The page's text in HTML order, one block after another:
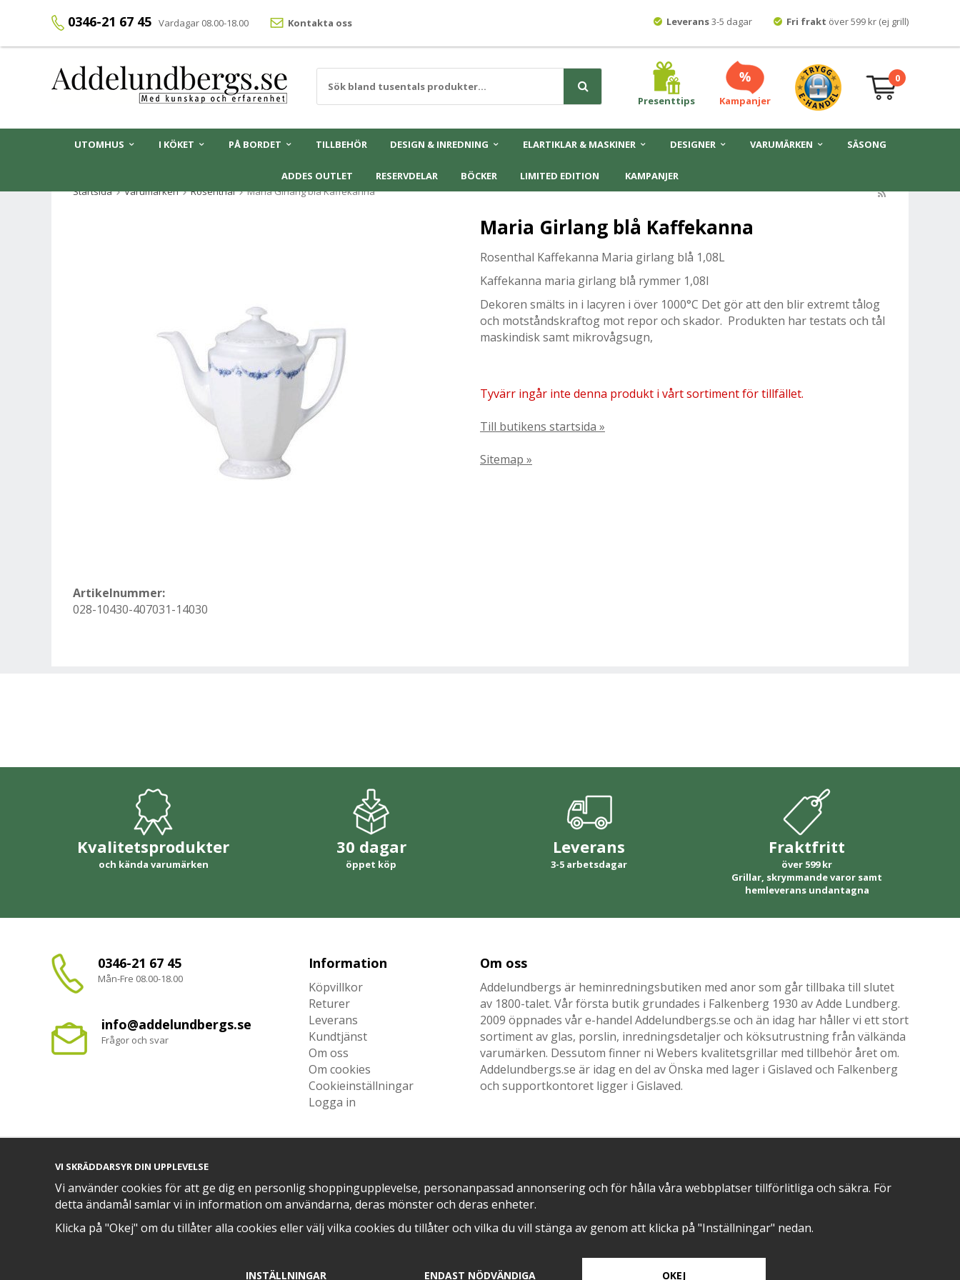
0346-21 67 45 Vardagar 08.00-18.00 Kontakta oss Leverans3-5 dagar Fri frakt över 599 kr (ej grill)
Presenttips Kampanjer
0
UTOMHUS I KÖKET PÅ BORDET TILLBEHÖR DESIGN & INREDNING ELARTIKLAR & MASKINER DESIGNER VARUMÄRKEN SÄSONG
ADDES OUTLET RESERVDELAR BÖCKER LIMITED EDITION
KAMPANJER
Startsida
Varumärken Rosenthal Maria Girlang blå Kaffekanna
Maria Girlang blå Kaffekanna
Rosenthal Kaffekanna Maria girlang blå 1,08L
Kaffekanna maria girlang blå rymmer 1,08l
Dekoren smälts in i lacyren i över 1000°C Det gör att den blir extremt tålog
och motståndskraftog mot repor och skador. Produkten har testats och tål
maskindisk samt mikrovågsugn,
Tyvärr ingår inte denna produkt i vårt sortiment för tillfället.
Till butikens startsida »
Sitemap »
Artikelnummer:
028-10430-407031-14030
Kvalitetsprodukter
och kända varumärken
30 dagar
öppet köp
Leverans
3-5 arbetsdagar
Fraktfritt
över 599 kr
Grillar, skrymmande varor samt
hemleverans undantagna
0346-21 67 45
Mån-Fre 08.00-18.00
info@addelundbergs.se
Frågor och svar
Information
Köpvillkor
Returer
Leverans
Kundtjänst
Om oss
Om cookies
Cookieinställningar
Logga in
Om oss
Addelundbergs är heminredningsbutiken med anor som går tillbaka till slutet
av 1800-talet. Vår första butik grundades i Falkenberg 1930 av Adde Lundberg.
2009 öppnades vår e-handel Addelundbergs.se och än idag har håller vi ett stort
sortiment av glas, porslin, inredningsdetaljer och köksutrustning från välkända
varumärken. Dessutom finner ni Webers kvalitetsgrillar med tillbehör året om.
Addelundbergs.se är idag en del av Önska med lager i Gislaved och Falkenberg
och supportkontoret ligger i Gislaved.
VI SKRÄDDARSYR DIN UPPLEVELSE
Vi använder cookies för att ge dig en personlig shoppingupplevelse, personanpassad annonsering och för hålla våra webbplatser tillförlitliga och säkra. För
detta ändamål samlar vi in information om användarna, deras mönster och deras enheter.
Klicka på "Okej" om du tillåter alla cookies eller välj vilka cookies du tillåter och vilka du vill stänga av genom att klicka på "Inställningar" nedan.
INSTÄLLNINGAR ENDAST NÖDVÄNDIGA OKEJ